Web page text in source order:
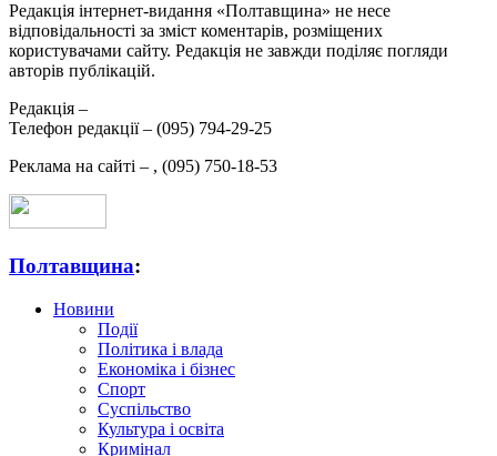
Редакція інтернет-видання «Полтавщина» не несе
відповідальності за зміст коментарів, розміщених
користувачами сайту. Редакція не завжди поділяє погляди
авторів публікацій.
Редакція –
Телефон редакції – (095) 794-29-25
Реклама на сайті – , (095) 750-18-53
Полтавщина:
Новини
Події
Політика і влада
Економіка і бізнес
Спорт
Суспільство
Культура і освіта
Кримінал